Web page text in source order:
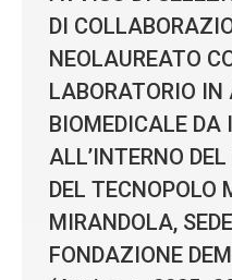
DI
NEOLAUREATO
LABORATORIO IN
BIOMEDICALE DA
ALL’INTERNO
DEL TECNOPOLO
MIRANDOLA,
FONDAZIONE